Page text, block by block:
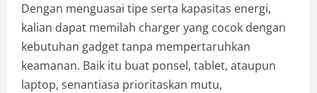
Dengan menguasai tipe serta kapasitas energi,
kalian dapat memilah charger yang cocok dengan
kebutuhan gadget tanpa mempertaruhkan
keamanan. Baik itu buat ponsel, tablet, ataupun
laptop, senantiasa prioritaskan mutu,